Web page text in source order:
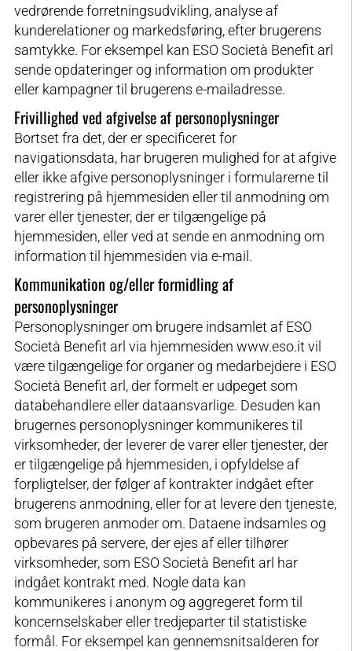
vedrørende forretningsudvikling, analyse af
kunderelationer og markedsføring, efter brugerens
samtykke. For eksempel kan ESO Società Benefit arl
sende opdateringer og information om produkter
eller kampagner til brugerens e-mailadresse.
Frivillighed ved afgivelse af personoplysninger
Bortset fra det, der er specificeret for
navigationsdata, har brugeren mulighed for at afgive
eller ikke afgive personoplysninger i formularerne til
registrering på hjemmesiden eller til anmodning om
varer eller tjenester, der er tilgængelige på
hjemmesiden, eller ved at sende en anmodning om
information til hjemmesiden via e-mail.
Kommunikation og/eller formidling af
personoplysninger
Personoplysninger om brugere indsamlet af ESO
Società Benefit arl via hjemmesiden www.eso.it vil
være tilgængelige for organer og medarbejdere i ESO
Società Benefit arl, der formelt er udpeget som
databehandlere eller dataansvarlige. Desuden kan
brugernes personoplysninger kommunikeres til
virksomheder, der leverer de varer eller tjenester, der
er tilgængelige på hjemmesiden, i opfyldelse af
forpligtelser, der følger af kontrakter indgået efter
brugerens anmodning, eller for at levere den tjeneste,
som brugeren anmoder om. Dataene indsamles og
opbevares på servere, der ejes af eller tilhører
virksomheder, som ESO Società Benefit arl har
indgået kontrakt med. Nogle data kan
kommunikeres i anonym og aggregeret form til
koncernselskaber eller tredjeparter til statistiske
formål. For eksempel kan gennemsnitsalderen for